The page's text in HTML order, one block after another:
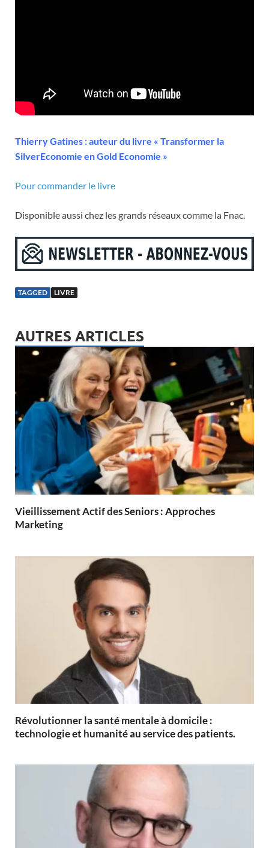
Thierry Gatines : auteur du livre « Transformer la
SilverEconomie en Gold Economie »
Pour commander le livre
Disponible aussi chez les grands réseaux comme la Fnac.
TAGGED LIVRE
AUTRES ARTICLES
Vieillissement Actif des Seniors : Approches
Marketing
Révolutionner la santé mentale à domicile :
technologie et humanité au service des patients.